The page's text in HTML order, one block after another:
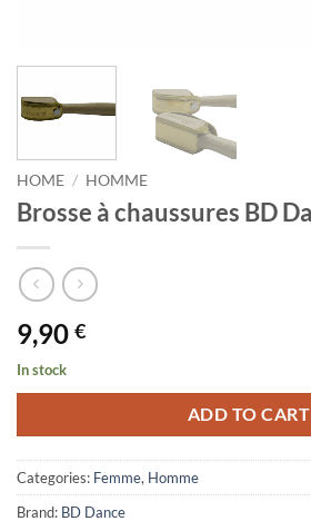
HOME / HOMME
Brosse à chaussures BD
9,90 €
In stock
ADD TO CART
Categories: Femme, Homme
Brand: BD Dance